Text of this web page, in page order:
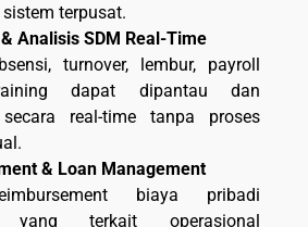
terpusat.
Analisis SDM Real-Time
turnover, lembur, payroll
dapat dipantau dan
real-time tanpa proses
& Loan Management
biaya pribadi
yang terkait operasional